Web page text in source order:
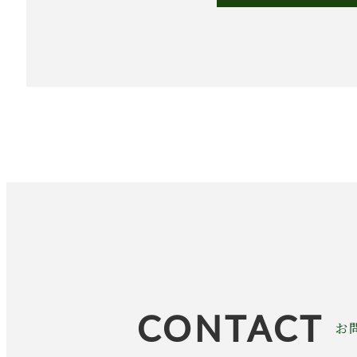
CONTACT お